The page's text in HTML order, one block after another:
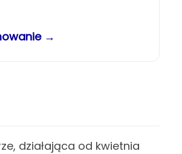
→
działająca od kwietnia